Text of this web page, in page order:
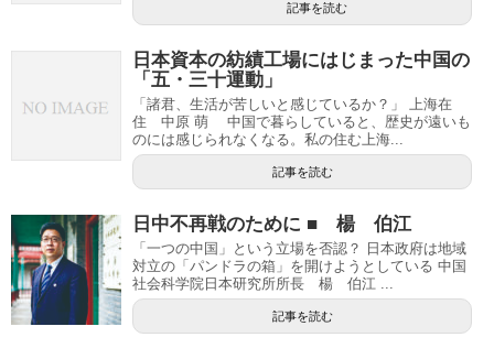
記事を読む
日本資本の紡績工場にはじまった中国の
「五・三十運動」
「諸君、生活が苦しいと感じているか？」 上海在
住 中原 萌 中国で暮らしていると、歴史が遠いも
のには感じられなくなる。私の住む上海...
記事を読む
日中不再戦のために ■ 楊 伯江
「一つの中国」という立場を否認？ 日本政府は地域
対立の「パンドラの箱」を開けようとしている 中国
社会科学院日本研究所所長 楊 伯江 ...
記事を読む